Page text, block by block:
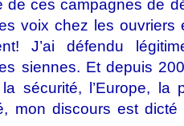
de ces campagnes de
voix chez les ouvriers
J’ai défendu
siennes. Et depuis
sécurité, l’Europe, la
mon discours est